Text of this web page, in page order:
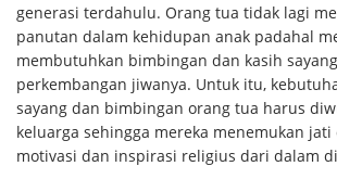
generasi terdahulu. Orang tua tidak lagi
panutan dalam kehidupan anak padahal
membutuhkan bimbingan dan kasih
perkembangan jiwanya. Untuk itu,
sayang dan bimbingan orang tua harus
keluarga sehingga mereka menemukan
motivasi dan inspirasi religius dari dalam